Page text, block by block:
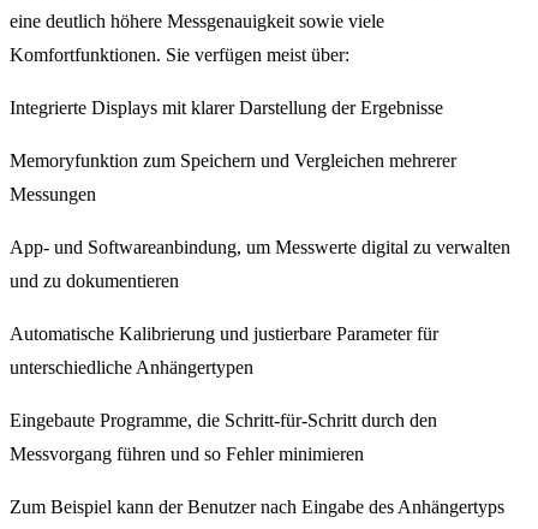
eine deutlich höhere Messgenauigkeit sowie viele
Komfortfunktionen. Sie verfügen meist über:
Integrierte Displays mit klarer Darstellung der Ergebnisse
Memoryfunktion zum Speichern und Vergleichen mehrerer
Messungen
App- und Softwareanbindung, um Messwerte digital zu verwalten
und zu dokumentieren
Automatische Kalibrierung und justierbare Parameter für
unterschiedliche Anhängertypen
Eingebaute Programme, die Schritt-für-Schritt durch den
Messvorgang führen und so Fehler minimieren
Zum Beispiel kann der Benutzer nach Eingabe des Anhängertyps